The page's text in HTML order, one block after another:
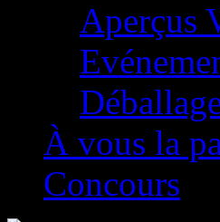
Aperçus
À vous la
Concours